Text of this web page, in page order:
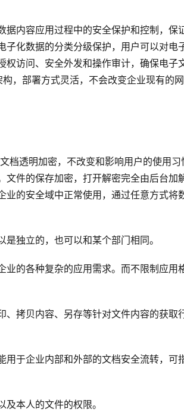
据内容应用过程中的安全保护和控制，保
子化数据的分类分级保护，用户可以对电
权访问、安全外发和操作审计，确保电子
，部署方式灵活，不会改变企业现有的
档透明加密，不改变和影响用户的使用习
文件的保存加密，打开解密完全由后台加
业的安全域中正常使用，通过任意方式将
独立的，也可以和某个部门相同。
业的各种复杂的应用需求。而不限制应用
、拷贝内容、另存等针对文件内容的获取
用于企业内部和外部的文档安全流转，可
本人的文件的权限。